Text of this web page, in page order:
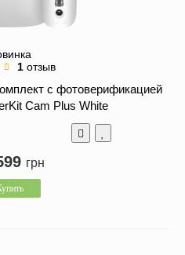
1 отзыв
с фотоверификацией
Cam Plus White
грн